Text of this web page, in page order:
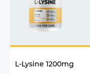
L-Lysine 1200mg